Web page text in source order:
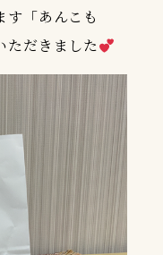
す「あんこも
ただきました